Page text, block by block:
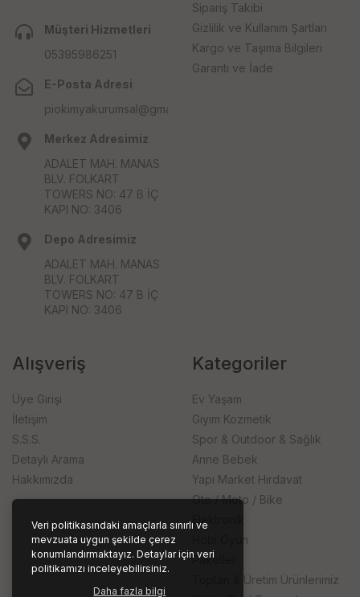
Veri politikasındaki amaçlarla sınırlı ve
mevzuata uygun şekilde çerez
konumlandırmaktayız. Detaylar için veri
politikamızı inceleyebilirsiniz.
Daha fazla bilgi
Müşteri Hizmetleri
05395986251
E-Posta Adresi
piokimyakurumsal@gmail.com
Merkez Adresimiz
ADALET MAH. MANAS
BLV. FOLKART
TOWERS NO: 47 B İÇ
KAPI NO: 3406
Depo Adresimiz
ADALET MAH. MANAS
BLV. FOLKART
TOWERS NO: 47 B İÇ
KAPI NO: 3406
Sipariş Takibi
Gizlilik ve Kullanım Şartları
Kargo ve Taşıma Bilgileri
Garanti ve İade
Alışveriş
Üye Girişi
İletişim
S.S.S.
Detaylı Arama
Hakkımızda
Kategoriler
Ev Yaşam
Giyim Kozmetik
Spor & Outdoor & Sağlık
Anne Bebek
Yapı Market Hırdavat
Oto / Moto / Bike
Hobi Oyun
Paketler
Toptan & Üretim Ürünlerimiz